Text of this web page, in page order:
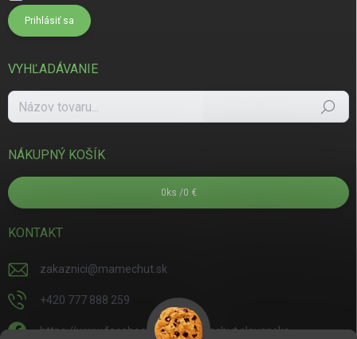
Prihlásiť sa
VYHĽADÁVANIE
Hľadať
NÁKUPNÝ KOŠÍK
0 ks /0 €
KONTAKT
zakaznici@mamechut.sk
+420 777 888 259
https://www.facebook.com/mamechut.slovensko